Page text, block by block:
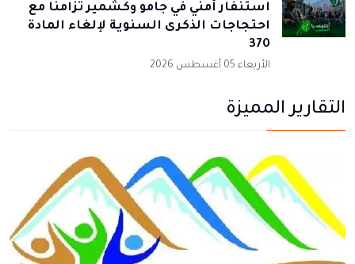
استنفار أمني في جامو وكشمير تزامنًا مع
احتجاجات الذكرى السنوية لإلغاء المادة
370
الأربعاء 05 أغسطس 2026
التقارير المميزة